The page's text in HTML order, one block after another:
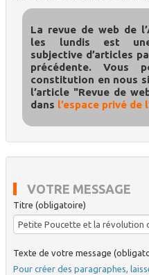
La revue de web de
les lundis est
subjective d’articles
précédente. Vous
constitution en nous
l’article "Revue de
dans l’espace privé de
VOTRE MESSAGE
Titre (obligatoire)
Texte de votre message
Pour créer des paragraphes,